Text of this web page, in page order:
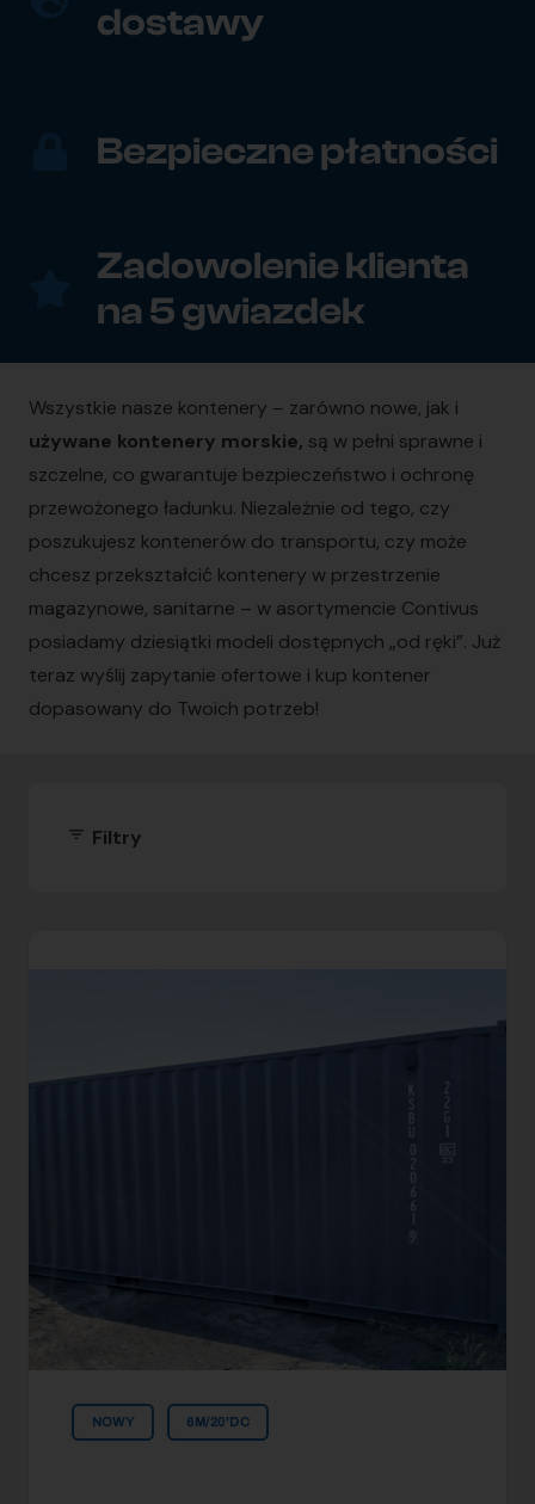
dostawy
Bezpieczne płatności
Zadowolenie klienta
na 5 gwiazdek
Wszystkie nasze kontenery – zarówno nowe, jak i
używane kontenery morskie, są w pełni sprawne i
szczelne, co gwarantuje bezpieczeństwo i ochronę
przewożonego ładunku. Niezależnie od tego, czy
poszukujesz kontenerów do transportu, czy może
chcesz przekształcić kontenery w przestrzenie
magazynowe, sanitarne – w asortymencie Contivus
posiadamy dziesiątki modeli dostępnych „od ręki”. Już
teraz wyślij zapytanie ofertowe i kup kontener
dopasowany do Twoich potrzeb!
filter_list Filtry
NOWY 6M/20'DC